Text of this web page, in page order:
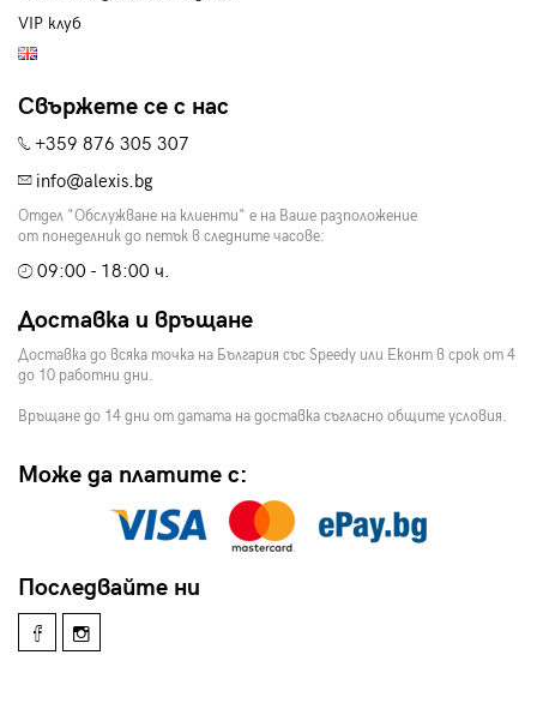
VIP клуб
Свържете се с нас
+359 876 305 307
info@alexis.bg
Отдел "Обслужване на клиенти" е на Ваше разположение
от понеделник до петък в следните часове:
09:00 - 18:00 ч.
Доставка и връщане
Доставка до всяка точка на България със Speedy или Еконт в срок от 4
до 10 работни дни.
Връщане до 14 дни от датата на доставка съгласно общите условия.
Може да платите с:
Последвайте ни